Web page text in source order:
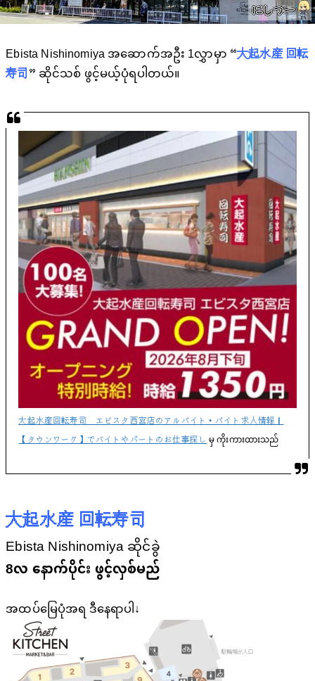
Ebista Nishinomiya အဆောက်အဦး 1လွှာမှာ “大起水産 回転
寿司” ဆိုင်သစ် ဖွင့်မယ့်ပုံရပါတယ်။
大起水産回転寿司 エビスタ西宮店のアルバイト・バイト求人情報｜
【タウンワーク】でバイトやパートのお仕事探しမှ ကိုးကားထားသည်
大起水産 回転寿司
Ebista Nishinomiya ဆိုင်ခွဲ
8လ နောက်ပိုင်း ဖွင့်လှစ်မည်
အထပ်မြေပုံအရ ဒီနေရာပါ↓